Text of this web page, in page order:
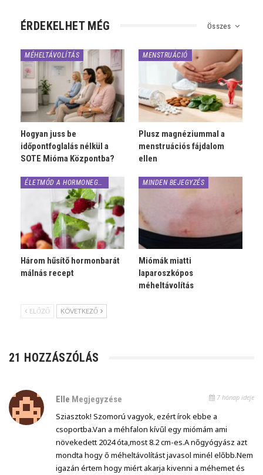
Összes
ÉRDEKELHET MÉG
MÉHELTÁVOLÍTÁS
Hogyan juss be
időpontfoglalás nélkül a
SOTE Mióma Központba?
MENSTRUÁCIÓ
Plusz magnéziummal a
menstruációs fájdalom
ellen
Három hűsítő hormonbarát
málnás recept
MINDEN BEJEGYZÉS
Miómák miatti
laparoszkópos
méheltávolítás
ELŐZŐ KÖVETKEZŐ
21 HOZZÁSZÓLÁS
Elle Megjegyzése 7 hónap ideje
Sziasztok! Szomorú vagyok, ezért írok ebbe a
csoportba.Van a méhfalon kívűl egy miómám ami
növekedett 2024 óta,most 8.2 cm-es.A nőgyógyász azt
mondta hogy ő méheltávolítást javasol minél előbb.Nem
igazán értem hogy miért akarja kivenni a méhemet és